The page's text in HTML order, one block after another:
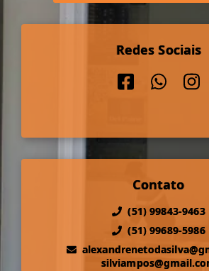
Redes Sociais
Contato
(51) 99843-9463
(51) 99689-5986